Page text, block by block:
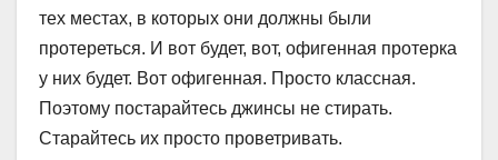
тех местах, в которых они должны были
протереться. И вот будет, вот, офигенная протерка
у них будет. Вот офигенная. Просто классная.
Поэтому постарайтесь джинсы не стирать.
Старайтесь их просто проветривать.